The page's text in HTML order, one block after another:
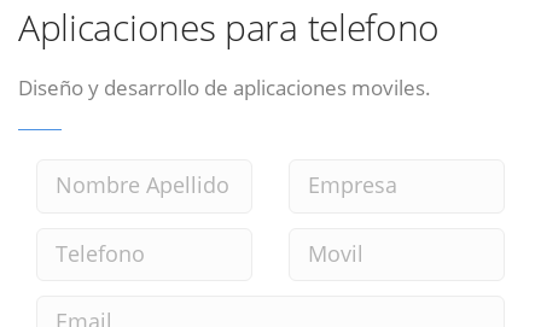
Aplicaciones para telefono
Diseño y desarrollo de aplicaciones moviles.